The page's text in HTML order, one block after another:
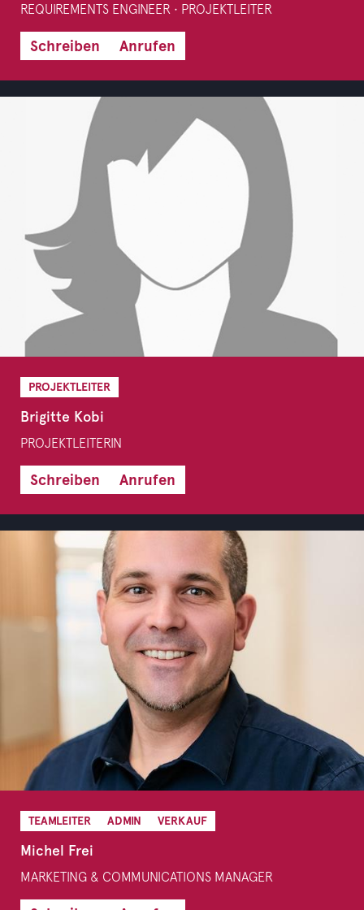
PROJEKTLEITER
Brigitte Kobi
PROJEKTLEITERIN
Schreiben Anrufen
TEAMLEITER ADMIN VERKAUF
Michel Frei
MARKETING & COMMUNICATIONS MANAGER
REQUIREMENTS ENGINEER • PROJEKTLEITER
Schreiben Anrufen